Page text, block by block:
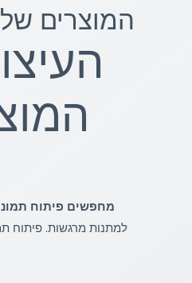
המוצרים
מחפשים פיתוח
למתנות מרגשות. פיתוח